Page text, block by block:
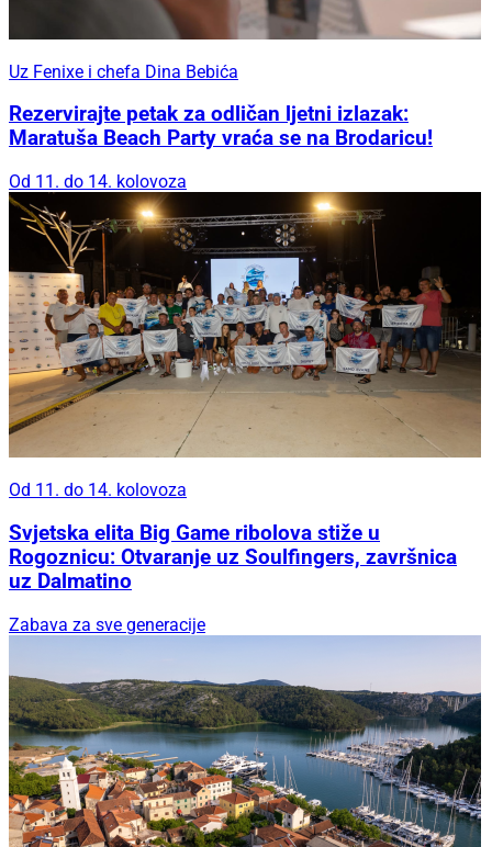
Uz Fenixe i chefa Dina Bebića
Rezervirajte petak za odličan ljetni izlazak:
Maratuša Beach Party vraća se na Brodaricu!
Od 11. do 14. kolovoza
Od 11. do 14. kolovoza
Svjetska elita Big Game ribolova stiže u
Rogoznicu: Otvaranje uz Soulfingers, završnica
uz Dalmatino
Zabava za sve generacije